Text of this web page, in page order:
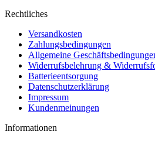
Rechtliches
Versandkosten
Zahlungsbedingungen
Allgemeine
Widerrufsbelehrung &
Batterieentsorgung
Datenschutzerklärung
Impressum
Kundenmeinungen
Informationen